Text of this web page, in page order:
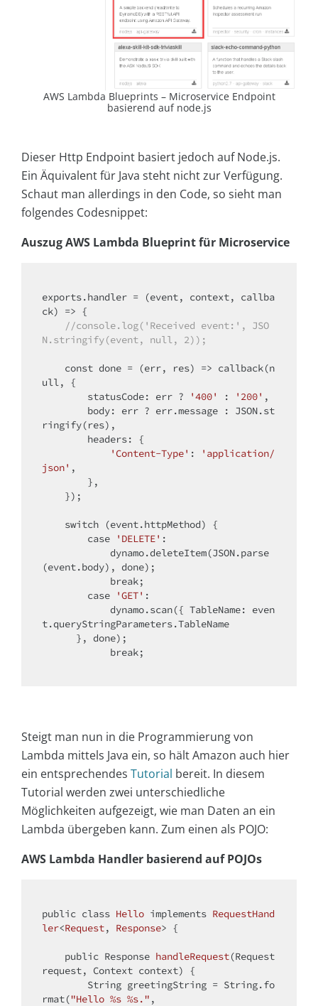
AWS Lambda Blueprints – Microservice Endpoint
basierend auf node.js
Dieser Http Endpoint basiert jedoch auf Node.js.
Ein Äquivalent für Java steht nicht zur Verfügung.
Schaut man allerdings in den Code, so sieht man
folgendes Codesnippet:
Auszug AWS Lambda Blueprint für Microservice
exports.handler = (event, context, callba
ck) => {
//console.log('Received event:', JSO
N.stringify(event, null, 2));
const done = (err, res) => callback(n
ull, {
        statusCode: err ?
'400' : '200' ,
ringify(res),
'Content-Type' :
'application/
json' ,
switch (event.httpMethod) {
case
'DELETE' :
(event.body), done);
break;
case
'GET' :
t.queryStringParameters.TableName
break;
Steigt man nun in die Programmierung von
Lambda mittels Java ein, so hält Amazon auch hier
ein entsprechendes Tutorial bereit. In diesem
Tutorial werden zwei unterschiedliche
Möglichkeiten aufgezeigt, wie man Daten an ein
Lambda übergeben kann. Zum einen als POJO:
AWS Lambda Handler basierend auf POJOs
public class Hello implements RequestHand
ler<Request, Response> {
public Response handleRequest(Request
request, Context context)
{
rmat("Hello %s %s." ,